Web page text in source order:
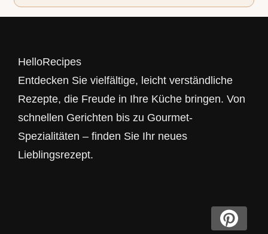
HelloRecipes
Entdecken Sie vielfältige, leicht verständliche
Rezepte, die Freude in Ihre Küche bringen. Von
schnellen Gerichten bis zu Gourmet-
Spezialitäten – finden Sie Ihr neues
Lieblingsrezept.